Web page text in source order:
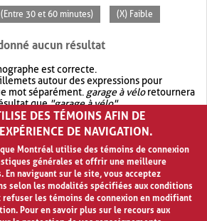
30 et 60 minutes) (X) Faible
aucun résultat
est correcte.
autour des expressions pour
mot séparément. garage à véloretournera
que"garage à vélo".
votre recherche avec OR.garage OR vélo
plus de résultat quegarage à vélo
DES TÉMOINS AFIN DE
DE NAVIGATION.
Montréal utilise des témoins de connexion
générales et offrir une meilleure
En naviguant sur le site, vous acceptez
selon les modalités spécifiées aux conditions
refuser les témoins de connexion en modifiant
Pour en savoir plus sur le recours aux